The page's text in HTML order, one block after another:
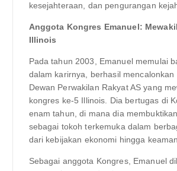
kesejahteraan, dan pengurangan
Anggota Kongres Emanuel:
Illinois
Pada tahun 2003, Emanuel memulai
dalam karirnya, berhasil mencalonkan
Dewan Perwakilan Rakyat AS yang
kongres ke-5 Illinois. Dia bertugas di
enam tahun, di mana dia
sebagai tokoh terkemuka dalam
dari kebijakan ekonomi hingga
Sebagai anggota Kongres, Emanuel